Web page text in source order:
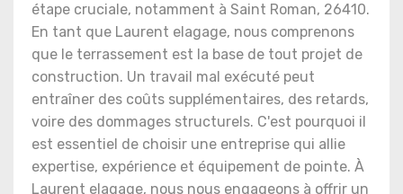
étape cruciale, notamment à Saint Roman, 26410.
En tant que Laurent elagage, nous comprenons
que le terrassement est la base de tout projet de
construction. Un travail mal exécuté peut
entraîner des coûts supplémentaires, des retards,
voire des dommages structurels. C'est pourquoi il
est essentiel de choisir une entreprise qui allie
expertise, expérience et équipement de pointe. À
Laurent elagage, nous nous engageons à offrir un